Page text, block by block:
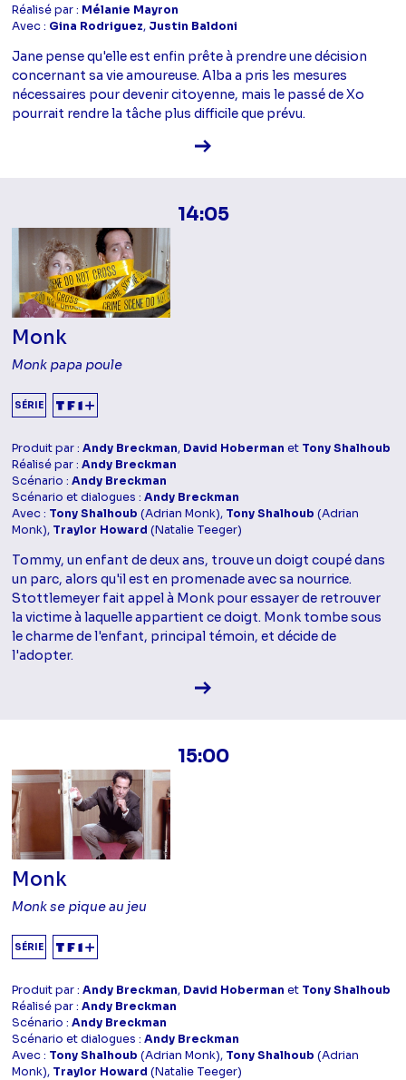
Réalisé par : Mélanie Mayron
Avec : Gina Rodriguez, Justin Baldoni
Jane pense qu'elle est enfin prête à prendre une décision
concernant sa vie amoureuse. Alba a pris les mesures
nécessaires pour devenir citoyenne, mais le passé de Xo
pourrait rendre la tâche plus difficile que prévu.
Voir la fiche diffusion
14:05
Monk
Monk papa poule
SÉRIE
Produit par :Andy Breckman, David Hoberman et Tony Shalhoub
Réalisé par :Andy Breckman
Scénario :Andy Breckman
Scénario et dialogues :Andy Breckman
Avec : Tony Shalhoub (Adrian Monk), Tony Shalhoub (Adrian
Monk), Traylor Howard (Natalie Teeger)
Tommy, un enfant de deux ans, trouve un doigt coupé dans
un parc, alors qu'il est en promenade avec sa nourrice.
Stottlemeyer fait appel à Monk pour essayer de retrouver
la victime à laquelle appartient ce doigt. Monk tombe sous
le charme de l'enfant, principal témoin, et décide de
l'adopter.
Voir la fiche diffusion
15:00
Monk
Monk se pique au jeu
SÉRIE
Produit par :Andy Breckman, David Hoberman et Tony Shalhoub
Réalisé par :Andy Breckman
Scénario :Andy Breckman
Scénario et dialogues :Andy Breckman
Avec : Tony Shalhoub (Adrian Monk), Tony Shalhoub (Adrian
Monk), Traylor Howard (Natalie Teeger)